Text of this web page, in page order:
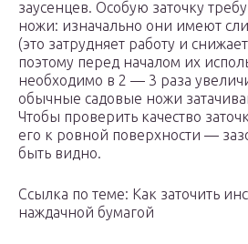
заусенцев. Особую заточку
ножи: изначально они имеют
(это затрудняет работу и
поэтому перед началом их
необходимо в 2 — 3 раза
обычные садовые ножи
Чтобы проверить качество
его к ровной поверхности —
быть видно.
Ссылка по теме: Как заточить
наждачной бумагой